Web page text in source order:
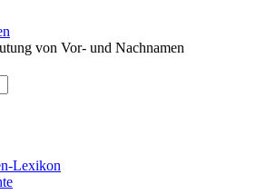
von Vor- und Nachnamen
Lexikon